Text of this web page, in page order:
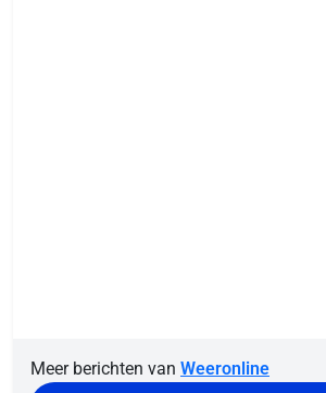
Meer berichten van Weeronline